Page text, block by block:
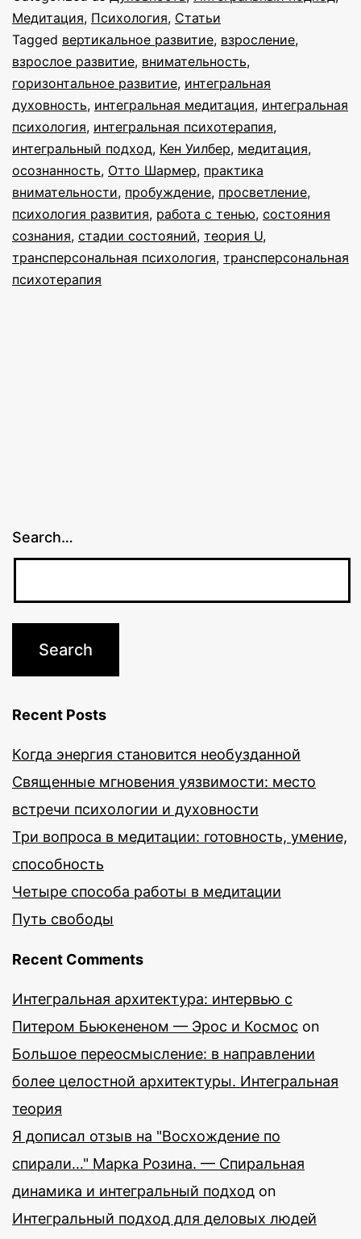
как
векторы
развития
к
большей
мудрости
и
радости
Медитация, Психология, Статьи
Tagged вертикальное развитие, взросление,
взрослое развитие, внимательность,
горизонтальное развитие, интегральная
духовность, интегральная медитация, интегральная
психология, интегральная психотерапия,
интегральный подход, Кен Уилбер, медитация,
осознанность, Отто Шармер, практика
внимательности, пробуждение, просветление,
психология развития, работа с тенью, состояния
сознания, стадии состояний, теория U,
трансперсональная психология, трансперсональная
психотерапия
Search…
Recent Posts
Когда энергия становится необузданной
Священные мгновения уязвимости: место
встречи психологии и духовности
Три вопроса в медитации: готовность, умение,
способность
Четыре способа работы в медитации
Путь свободы
Recent Comments
Интегральная архитектура: интервью с
Питером Бьюкененом — Эрос и Космос on
Большое переосмысление: в направлении
более целостной архитектуры. Интегральная
теория
Я дописал отзыв на "Восхождение по
спирали…" Марка Розина. — Спиральная
динамика и интегральный подход on
Интегральный подход для деловых людей